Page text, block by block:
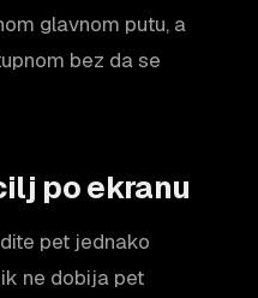
glavnom putu, a
bez da se
po ekranu
pet jednako
ne dobija pet